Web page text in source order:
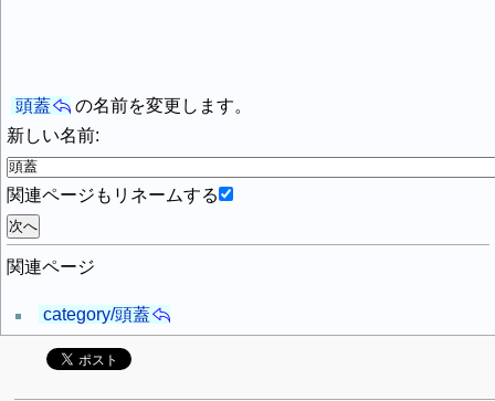
頭蓋
の名前を変更します。
新しい名前:
関連ページもリネームする
関連ページ
category/頭蓋